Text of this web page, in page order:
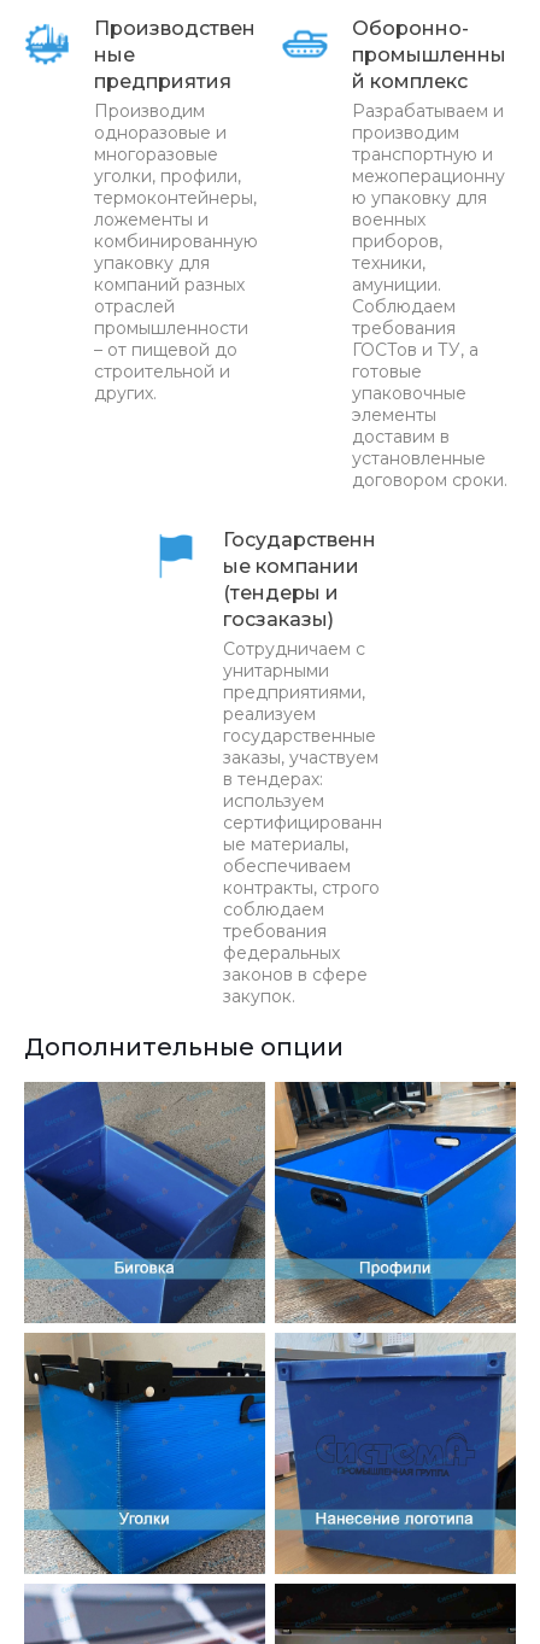
Производствен
ные
предприятия
Производим
одноразовые и
многоразовые
уголки, профили,
термоконтейнеры,
ложементы и
комбинированную
упаковку для
компаний разных
отраслей
промышленности
– от пищевой до
строительной и
других.
Оборонно-
промышленны
й комплекс
Разрабатываем и
производим
транспортную и
межоперационну
ю упаковку для
военных
приборов,
техники,
амуниции.
Соблюдаем
требования
ГОСТов и ТУ, а
готовые
упаковочные
элементы
доставим в
установленные
договором сроки.
Государственн
ые компании
(тендеры и
госзаказы)
Сотрудничаем с
унитарными
предприятиями,
реализуем
государственные
заказы, участвуем
в тендерах:
используем
сертифицированн
ые материалы,
обеспечиваем
контракты, строго
соблюдаем
требования
федеральных
законов в сфере
закупок.
Дополнительные опции